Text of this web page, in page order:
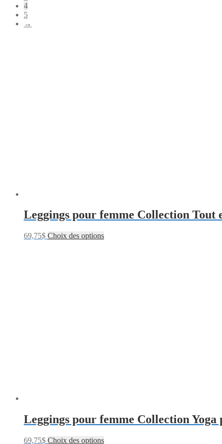
4
5
→
Leggings pour femme Collection Tout
69,75$ Choix des options
Leggings pour femme Collection Yoga
69,75$ Choix des options